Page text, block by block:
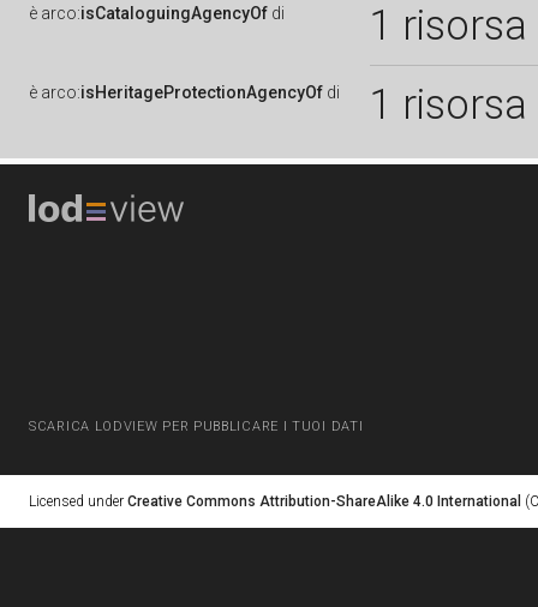
è arco:isCataloguingAgencyOf di 1 risorsa
è arco:isHeritageProtectionAgencyOf di 1 risorsa
SCARICA LODVIEW PER PUBBLICARE I TUOI DATI
Licensed under Creative Commons Attribution-ShareAlike 4.0 International